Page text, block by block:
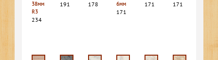
38мм
R3
234
191 178
6мм
171
171 171